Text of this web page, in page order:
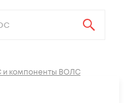
и компоненты ВОЛС